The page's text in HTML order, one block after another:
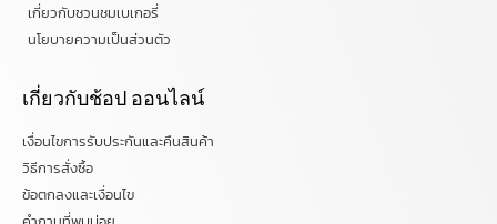
เกี่ยวกับชวนชมเบเกอรี่
นโยบายความเป็นส่วนตัว
เกี่ยวกับช้อป ออนไลน์
เงื่อนไขการรับประกันและคืนสินค้า
วิธีการสั่งซื้อ
ข้อตกลงและเงื่อนไข